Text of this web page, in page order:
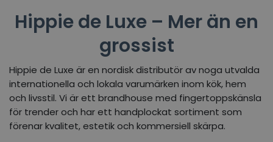
Hippie de Luxe – Mer än en
grossist
Hippie de Luxe är en nordisk distributör av noga utvalda
internationella och lokala varumärken inom kök, hem
och livsstil. Vi är ett brandhouse med fingertoppskänsla
för trender och har ett handplockat sortiment som
förenar kvalitet, estetik och kommersiell skärpa.